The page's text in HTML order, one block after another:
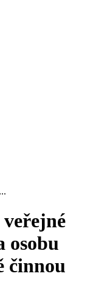
osobu
činnou